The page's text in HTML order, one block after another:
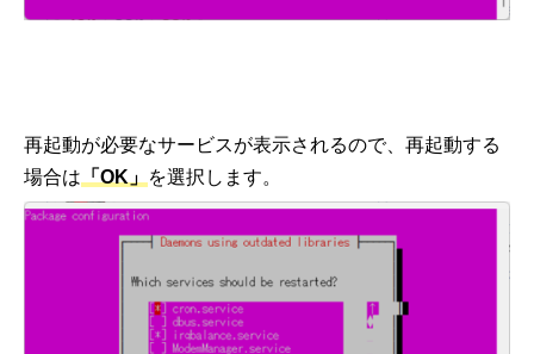
再起動が必要なサービスが表示されるので、再起動する
場合は 「OK」 を選択します。